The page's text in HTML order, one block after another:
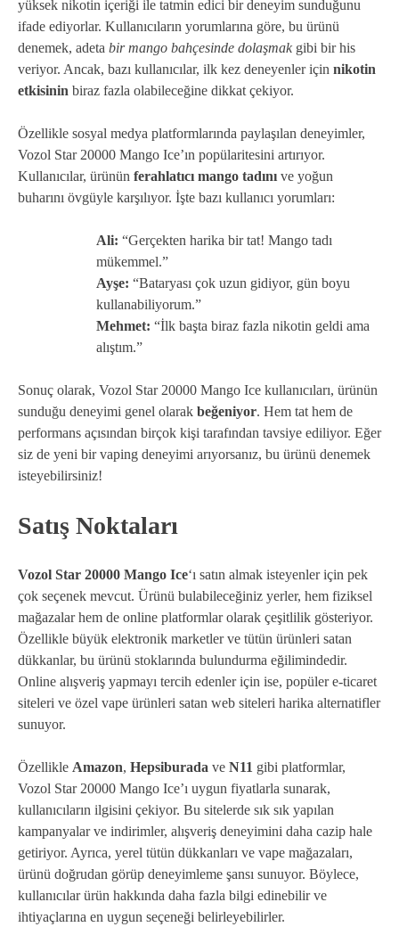
yüksek nikotin içeriği ile tatmin edici bir deneyim sunduğunu
ifade ediyorlar. Kullanıcıların yorumlarına göre, bu ürünü
denemek, adeta bir mango bahçesinde dolaşmak gibi bir his
veriyor. Ancak, bazı kullanıcılar, ilk kez deneyenler için nikotin
etkisinin biraz fazla olabileceğine dikkat çekiyor.
Özellikle sosyal medya platformlarında paylaşılan deneyimler,
Vozol Star 20000 Mango Ice’ın popülaritesini artırıyor.
Kullanıcılar, ürünün ferahlatıcı mango tadını ve yoğun
buharını övgüyle karşılıyor. İşte bazı kullanıcı yorumları:
Ali: “Gerçekten harika bir tat! Mango tadı
mükemmel.”
Ayşe: “Bataryası çok uzun gidiyor, gün boyu
kullanabiliyorum.”
Mehmet: “İlk başta biraz fazla nikotin geldi ama
alıştım.”
Sonuç olarak, Vozol Star 20000 Mango Ice kullanıcıları, ürünün
sunduğu deneyimi genel olarak beğeniyor. Hem tat hem de
performans açısından birçok kişi tarafından tavsiye ediliyor. Eğer
siz de yeni bir vaping deneyimi arıyorsanız, bu ürünü denemek
isteyebilirsiniz!
Satış Noktaları
Vozol Star 20000 Mango Ice‘ı satın almak isteyenler için pek
çok seçenek mevcut. Ürünü bulabileceğiniz yerler, hem fiziksel
mağazalar hem de online platformlar olarak çeşitlilik gösteriyor.
Özellikle büyük elektronik marketler ve tütün ürünleri satan
dükkanlar, bu ürünü stoklarında bulundurma eğilimindedir.
Online alışveriş yapmayı tercih edenler için ise, popüler e-ticaret
siteleri ve özel vape ürünleri satan web siteleri harika alternatifler
sunuyor.
Özellikle Amazon, Hepsiburada ve N11 gibi platformlar,
Vozol Star 20000 Mango Ice’ı uygun fiyatlarla sunarak,
kullanıcıların ilgisini çekiyor. Bu sitelerde sık sık yapılan
kampanyalar ve indirimler, alışveriş deneyimini daha cazip hale
getiriyor. Ayrıca, yerel tütün dükkanları ve vape mağazaları,
ürünü doğrudan görüp deneyimleme şansı sunuyor. Böylece,
kullanıcılar ürün hakkında daha fazla bilgi edinebilir ve
ihtiyaçlarına en uygun seçeneği belirleyebilirler.